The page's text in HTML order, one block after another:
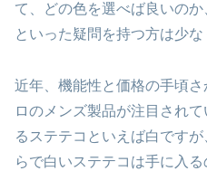
て、どの色を選べば良いのか
といった疑問を持つ方は少な
近年、機能性と価格の手頃
ロのメンズ製品が注目され
るステテコといえば白です
らで白いステテコは手に入